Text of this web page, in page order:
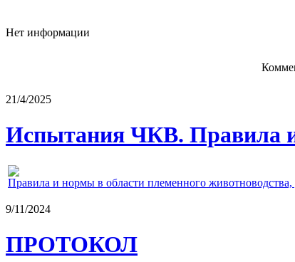
Нет информации
21/4/2025
Испытания ЧКВ. Правила
Правила и нормы в области племенного
9/11/2024
ПРОТОКОЛ